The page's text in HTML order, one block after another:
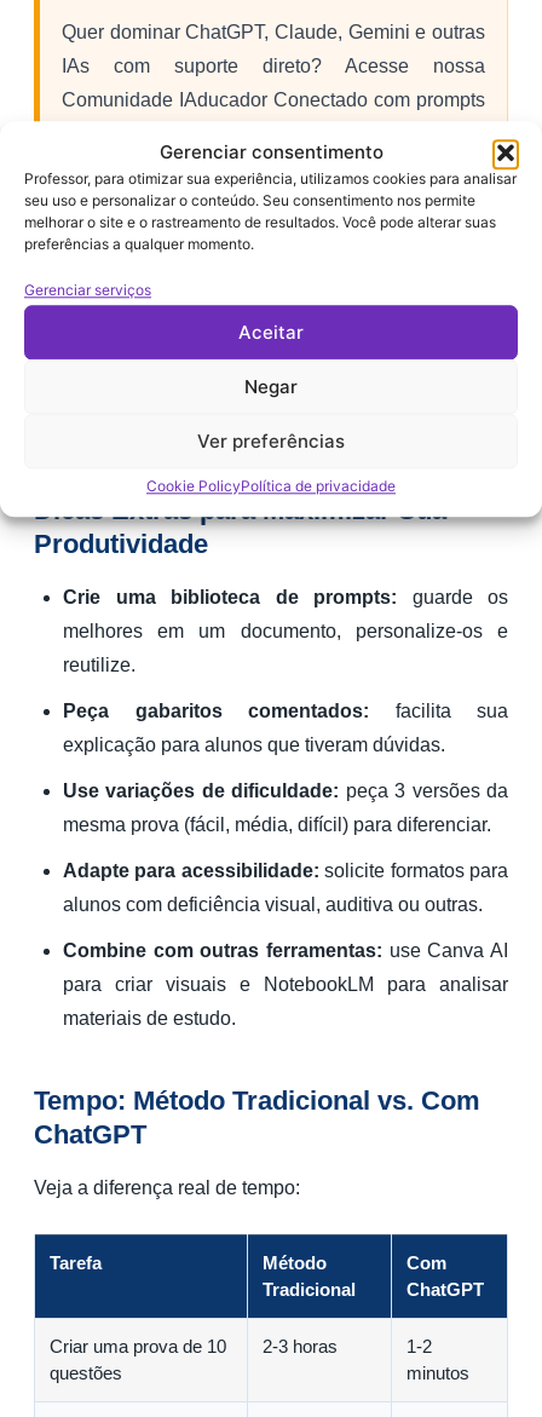
Gerenciar consentimento
Professor, para otimizar sua experiência, utilizamos cookies para analisar
seu uso e personalizar o conteúdo. Seu consentimento nos permite
melhorar o site e o rastreamento de resultados. Você pode alterar suas
preferências a qualquer momento.
Gerenciar serviços
Aceitar
Negar
Ver preferências
Cookie PolicyPolítica de privacidade
Quer dominar ChatGPT, Claude, Gemini e outras
IAs com suporte direto? Acesse nossa
Comunidade IAducador Conectado com prompts
economizam horas de trabalho.
Por apenas R$ 7,99/mês, invista em sua
profissão!
Entrar na Comunidade IAducador
Dicas Extras para Maximizar Sua
Produtividade
Crie uma biblioteca de prompts: guarde os
melhores em um documento, personalize-os e
reutilize.
Peça gabaritos comentados: facilita sua
explicação para alunos que tiveram dúvidas.
Use variações de dificuldade: peça 3 versões da
mesma prova (fácil, média, difícil) para diferenciar.
Adapte para acessibilidade: solicite formatos para
alunos com deficiência visual, auditiva ou outras.
Combine com outras ferramentas: use Canva AI
para criar visuais e NotebookLM para analisar
materiais de estudo.
Tempo: Método Tradicional vs. Com
ChatGPT
Veja a diferença real de tempo:
Tarefa
Método
Tradicional
Com
ChatGPT
Criar uma prova de 10
questões
2-3 horas
1-2
minutos